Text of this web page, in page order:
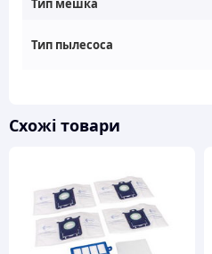
Тип мешка
Тип пылесоса
Схожі товари